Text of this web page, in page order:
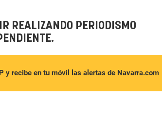
REALIZANDO PERIODISMO
y recibe en tu móvil las alertas de Navarra.com